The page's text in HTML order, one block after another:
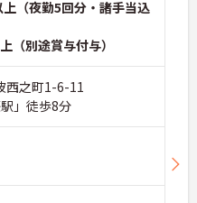
上（夜勤5回分・諸手当込
（別途賞与付与）
西之町1-6-11
」徒歩8分